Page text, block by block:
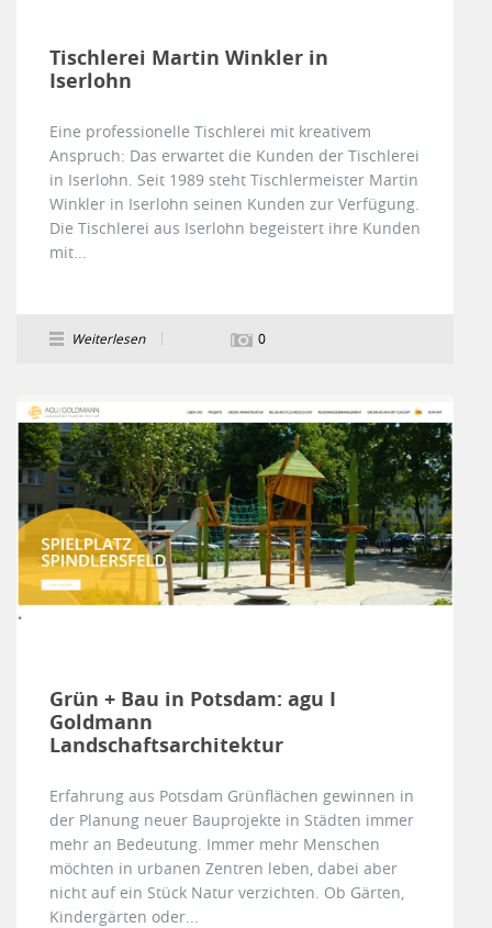
Tischlerei Martin Winkler in
Iserlohn
Eine professionelle Tischlerei mit kreativem
Anspruch: Das erwartet die Kunden der Tischlerei
in Iserlohn. Seit 1989 steht Tischlermeister Martin
Winkler in Iserlohn seinen Kunden zur Verfügung.
Die Tischlerei aus Iserlohn begeistert ihre Kunden
mit...
Weiterlesen 0
Grün + Bau in Potsdam: agu I
Goldmann
Landschaftsarchitektur
Erfahrung aus Potsdam Grünflächen gewinnen in
der Planung neuer Bauprojekte in Städten immer
mehr an Bedeutung. Immer mehr Menschen
möchten in urbanen Zentren leben, dabei aber
nicht auf ein Stück Natur verzichten. Ob Gärten,
Kindergärten oder...